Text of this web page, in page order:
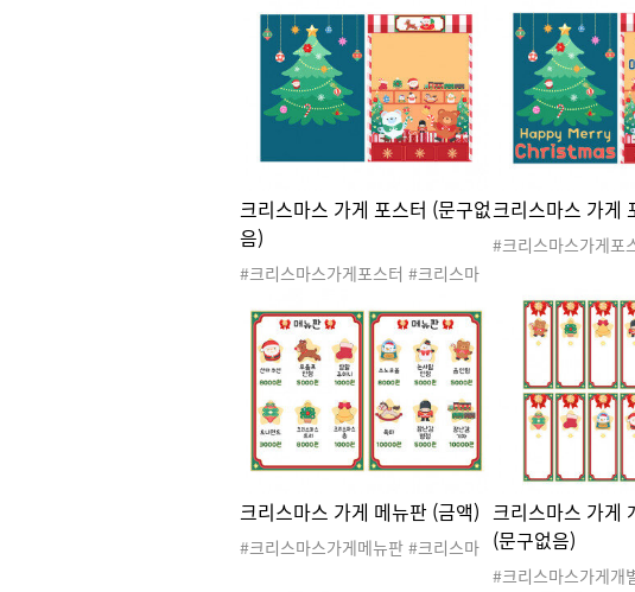
#겨울도안 #크리스마스도안 #크리
스마스파티 #크리스마스행사 #산타
잔치 #산타파티 #크리스마스장식 #
포토존 #크리스마스포토존
놀이 #크리스마스선
선물가게 #크리스
#산타클로스 #산타
프 #크리스마스놀이
안 #크리스마스활
토존 #크리스마스
크리스마스 가게 포스터 (문구없
음)
#크리스마스가게포스터 #크리스마
스마스선물 #크리스마스선물가게 #
크리스마스 #겨울 #산타 #산타클로
스 #산타할아버지 #루돌프 #크리스
마스놀이 #크리스마스도안 #크리스
마스활동 #선물가게 #포스터 #크리
스마스포스터 #문구없음
크리스마스 가게
#크리스마스가게포
크리스마스 #겨울 #
스 #산타할아버지 #
마스활동 #선물가
스마스포스터
크리스마스 가게 메뉴판 (금액)
#크리스마스가게메뉴판 #크리스마
크리스마스 가게
(문구없음)
#크리스마스가게개